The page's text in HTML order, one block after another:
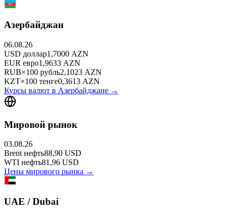
Азербайджан
06.08.26
USD доллар1,7000 AZN
EUR евро1,9633 AZN
RUB×100 рубль2,1023 AZN
KZT×100 тенге0,3613 AZN
Курсы валют в Азербайджане →
Мировой рынок
03.08.26
Brent нефть88,90 USD
WTI нефть81,96 USD
Цены мирового рынка →
UAE / Dubai